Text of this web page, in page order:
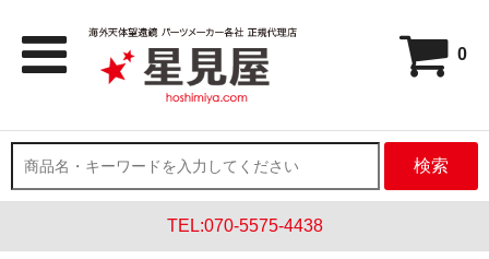
0
検索
TEL:070-5575-4438